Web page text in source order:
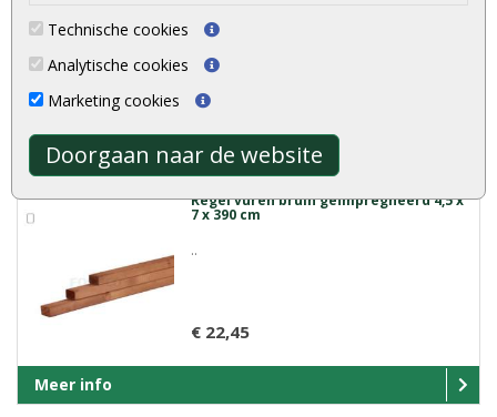
Technische cookies
Analytische cookies
Marketing cookies
Doorgaan naar de website
€ 20,70
Meer info
Regel vuren bruin geïmpregneerd 4,5 x
7 x 390 cm
..
€ 22,45
Meer info